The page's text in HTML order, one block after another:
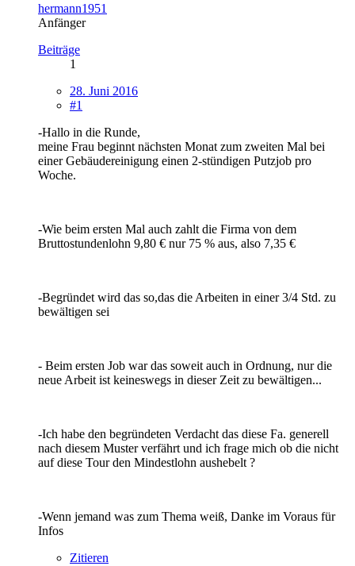
hermann1951
Anfänger
Beiträge
1
28. Juni 2016
#1
-Hallo in die Runde,
meine Frau beginnt nächsten Monat zum zweiten Mal bei
einer Gebäudereinigung einen 2-stündigen Putzjob pro
Woche.
-Wie beim ersten Mal auch zahlt die Firma von dem
Bruttostundenlohn 9,80 € nur 75 % aus, also 7,35 €
-Begründet wird das so,das die Arbeiten in einer 3/4 Std. zu
bewältigen sei
- Beim ersten Job war das soweit auch in Ordnung, nur die
neue Arbeit ist keineswegs in dieser Zeit zu bewältigen...
-Ich habe den begründeten Verdacht das diese Fa. generell
nach diesem Muster verfährt und ich frage mich ob die nicht
auf diese Tour den Mindestlohn aushebelt ?
-Wenn jemand was zum Thema weiß, Danke im Voraus für
Infos
Zitieren